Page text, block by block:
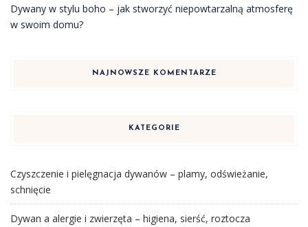
Dywany w stylu boho – jak stworzyć niepowtarzalną atmosferę
w swoim domu?
NAJNOWSZE KOMENTARZE
KATEGORIE
Czyszczenie i pielęgnacja dywanów – plamy, odświeżanie,
schnięcie
Dywan a alergie i zwierzęta – higiena, sierść, roztocza